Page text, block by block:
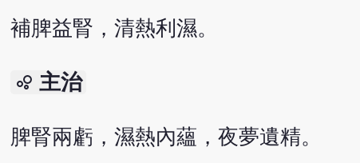
補脾益腎，清熱利濕。
bubble_chart 主治
脾腎兩虧，濕熱內蘊，夜夢遺精。